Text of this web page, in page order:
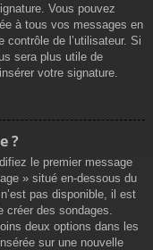
Vous pouvez
à tous vos messages en
contrôle de l’utilisateur. Si
sera plus utile de
votre signature.
?
le premier message
» situé en-dessous du
pas disponible, il est
créer des sondages.
deux options dans les
sur une nouvelle